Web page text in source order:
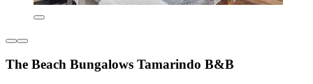
The Beach Bungalows Tamarindo B&B